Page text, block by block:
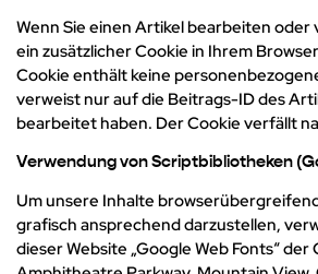
Wenn Sie einen Artikel bearbeiten
ein zusätzlicher Cookie in Ihrem
Cookie enthält keine
verweist nur auf die Beitrags-ID des
bearbeitet haben. Der Cookie verfällt
Verwendung von Scriptbibliotheken
Um unsere Inhalte
grafisch ansprechend darzustellen,
dieser Website „Google Web Fonts“ der